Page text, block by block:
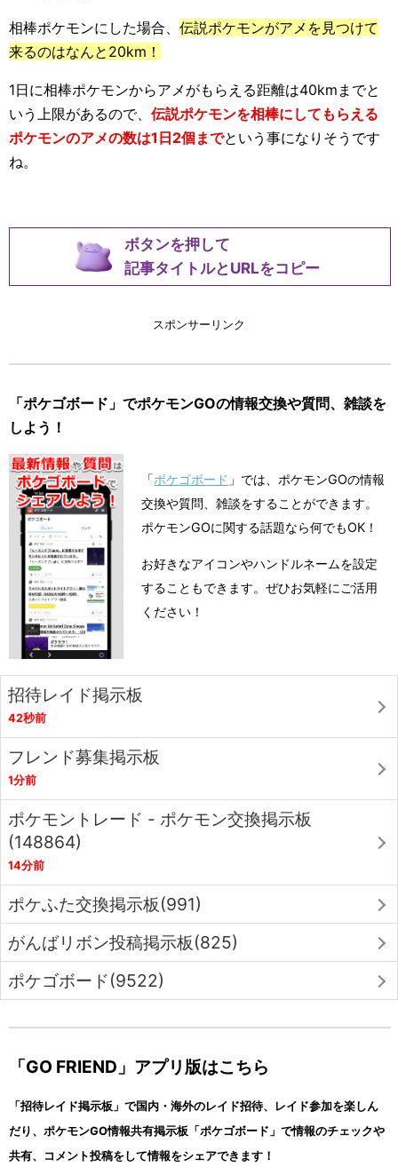
相棒ポケモンにした場合、 伝説ポケモンがアメを見つけて
来るのはなんと20km！
1日に相棒ポケモンからアメがもらえる距離は40kmまでと
いう上限があるので、 伝説ポケモンを相棒にしてもらえる
ポケモンのアメの数は1日2個までという事になりそうです
ね。
ボタンを押して
記事タイトルとURLをコピー
スポンサーリンク
「ポケゴボード」でポケモンGOの情報交換や質問、雑談を
しよう！
「ポケゴボード 」では、ポケモンGOの情報
交換や質問、雑談をすることができます。
ポケモンGOに関する話題なら何でもOK！
お好きなアイコンやハンドルネームを設定
することもできます。ぜひお気軽にご活用
ください！
招待レイド掲示板
42秒前
フレンド募集掲示板
1分前
ポケモントレード - ポケモン交換掲示板
(148864)
14分前
ポケふた交換掲示板(991)
がんばリボン投稿掲示板(825)
ポケゴボード(9522)
「GO FRIEND」アプリ版はこちら
「招待レイド掲示板」で国内・海外のレイド招待、レイド参加を楽しん
だり、ポケモンGO情報共有掲示板「ポケゴボード」で情報のチェックや
共有、コメント投稿をして情報をシェアできます！